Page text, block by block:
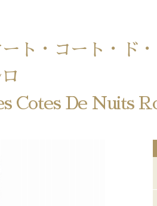
ト・コート・ド
Cotes De Nuits